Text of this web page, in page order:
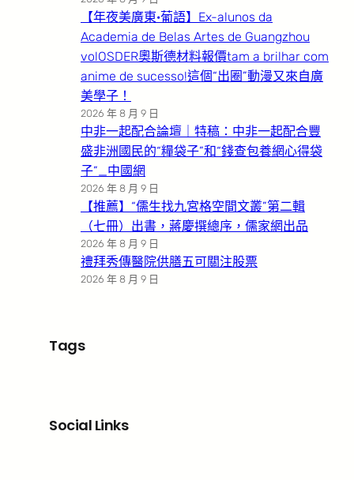
【年夜美廣東·葡語】Ex-alunos da
Academia de Belas Artes de Guangzhou
volOSDER奧斯德材料報價tam a brilhar com
anime de sucesso!這個“出圈”動漫又來自廣
美學子！
2026 年 8 月 9 日
中非一起配合論壇｜特稿：中非一起配合豐
盛非洲國民的“糧袋子”和“錢查包養網心得袋
子”_中國網
2026 年 8 月 9 日
【推薦】“儒生找九宮格空間文叢”第二輯
（七冊）出書，蔣慶撰總序，儒家網出品
2026 年 8 月 9 日
禮拜秀傳醫院供膳五可關注股票
2026 年 8 月 9 日
Tags
Social Links